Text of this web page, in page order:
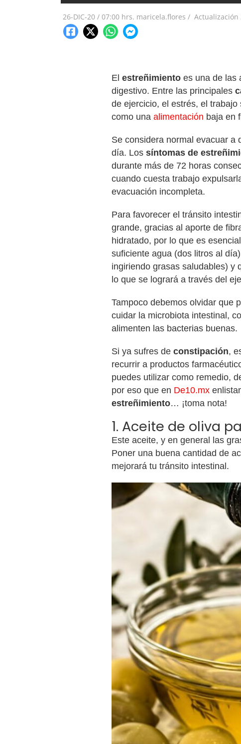
26-DIC-20 / 07:00 hrs. maricela.flores / Actualización
El estreñimiento es una de las
digestivo. Entre las principales
de ejercicio, el estrés, el
como una alimentación baja en
Se considera normal evacuar a
día. Los síntomas de
durante más de 72 horas
cuando cuesta trabajo
evacuación incompleta.
Para favorecer el tránsito
grande, gracias al aporte de
hidratado, por lo que es
suficiente agua (dos litros al
ingiriendo grasas saludables) y
lo que se logrará a través del
Tampoco debemos olvidar que
cuidar la microbiota intestinal,
alimenten las bacterias buenas.
Si ya sufres de constipación,
recurrir a productos
puedes utilizar como remedio,
por eso que en De10.mx
estreñimiento… ¡toma nota!
1. Aceite de oliva
Este aceite, y en general las
Poner una buena cantidad de
mejorará tu tránsito intestinal.